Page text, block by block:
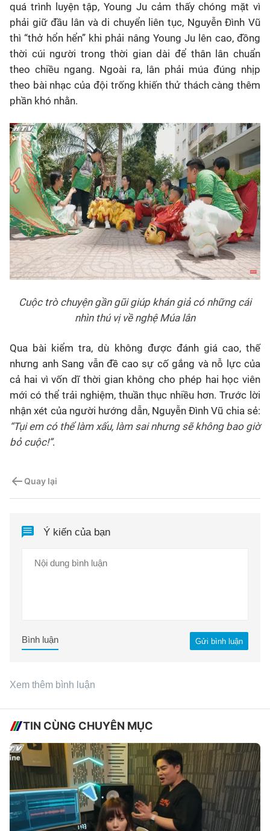
quá trình luyện tập, Young Ju cảm thấy chóng mặt vì
phải giữ đầu lân và di chuyển liên tục, Nguyễn Đình Vũ
thì “thở hổn hển” khi phải nâng Young Ju lên cao, đồng
thời cúi người trong thời gian dài để thân lân chuẩn
theo chiều ngang. Ngoài ra, lân phải múa đúng nhịp
theo bài nhạc của đội trống khiến thử thách càng thêm
phần khó nhằn.
Cuộc trò chuyện gần gũi giúp khán giả có những cái
nhìn thú vị về nghệ Múa lân
Qua bài kiểm tra, dù không được đánh giá cao, thế
nhưng anh Sang vẫn đề cao sự cố gắng và nỗ lực của
cả hai vì vốn dĩ thời gian không cho phép hai học viên
mới có thể trải nghiệm, thuần thục nhiều hơn. Trước lời
nhận xét của người hướng dẫn, Nguyễn Đình Vũ chia sẻ:
“Tụi em có thể làm xấu, làm sai nhưng sẽ không bao giờ
bỏ cuộc!”.
Quay lại
Ý kiến của bạn
Gửi bình luận
Bình luận
Xem thêm bình luận
TIN CÙNG CHUYÊN MỤC